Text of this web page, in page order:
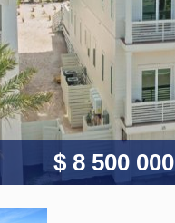
$ 8 500 000